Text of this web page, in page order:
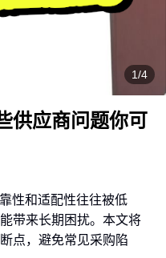
1/4
供应商问题你可
性和适配性往往被低
带来长期困扰。本文将
点，避免常见采购陷